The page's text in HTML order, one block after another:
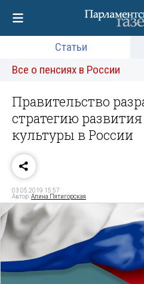
Статьи
Все о пенсиях в России
Правительство
стратегию
культуры в России
03.05.2019 15:57
Автор:Алина Пятигорская